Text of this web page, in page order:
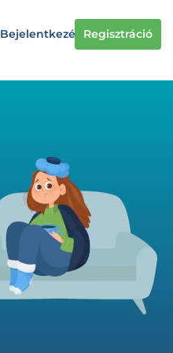
Bejelentkezés Regisztráció